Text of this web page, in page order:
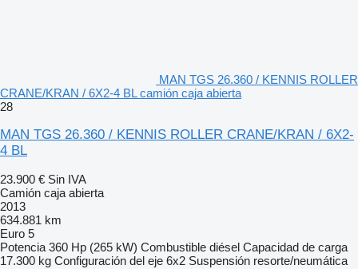
MAN TGS 26.360 / KENNIS ROLLER
CRANE/KRAN / 6X2-4 BL camión caja abierta
28
MAN TGS 26.360 / KENNIS ROLLER CRANE/KRAN / 6X2-
4 BL
23.900 € Sin IVA
Camión caja abierta
2013
634.881 km
Euro 5
Potencia 360 Hp (265 kW) Combustible diésel Capacidad de carga
17.300 kg Configuración del eje 6x2 Suspensión resorte/neumática